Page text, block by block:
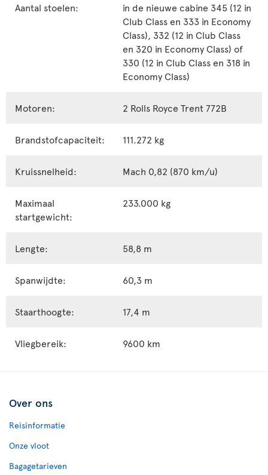
Aantal stoelen:
in de nieuwe cabine 345 (12 in
Club Class en 333 in Economy
Class), 332 (12 in Club Class
en 320 in Economy Class) of
330 (12 in Club Class en 318 in
Economy Class)
Motoren: 2 Rolls Royce Trent 772B
Brandstofcapaciteit: 111.272 kg
Kruissnelheid: Mach 0,82 (870 km/u)
Maximaal
startgewicht:
233.000 kg
Lengte: 58,8 m
Spanwijdte: 60,3 m
Staarthoogte: 17,4 m
Vliegbereik: 9600 km
Over ons
Reisinformatie
Onze vloot
Bagagetarieven